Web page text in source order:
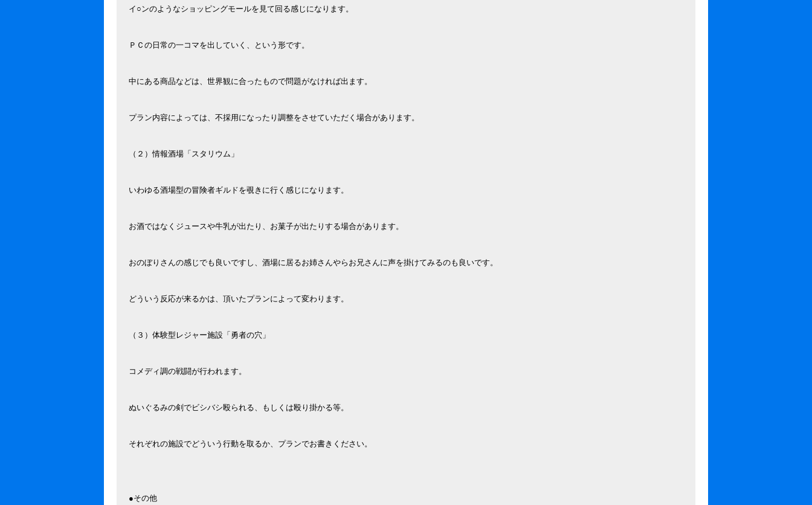
イ○ンのようなショッピングモールを見て回る感じになります。
ＰＣの日常の一コマを出していく、という形です。
中にある商品などは、世界観に合ったもので問題がなければ出ます。
プラン内容によっては、不採用になったり調整をさせていただく場合があります。
（２）情報酒場「スタリウム」
いわゆる酒場型の冒険者ギルドを覗きに行く感じになります。
お酒ではなくジュースや牛乳が出たり、お菓子が出たりする場合があります。
おのぼりさんの感じでも良いですし、酒場に居るお姉さんやらお兄さんに声を掛けてみるのも良いです。
どういう反応が来るかは、頂いたプランによって変わります。
（３）体験型レジャー施設「勇者の穴」
コメディ調の戦闘が行われます。
ぬいぐるみの剣でビシバシ殴られる、もしくは殴り掛かる等。
それぞれの施設でどういう行動を取るか、プランでお書きください。
●その他